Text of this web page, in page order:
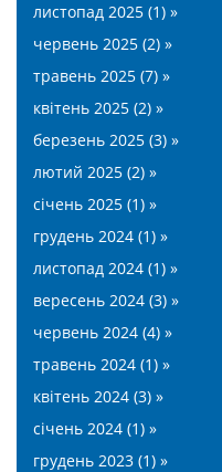
листопад 2025 (1) »
червень 2025 (2) »
травень 2025 (7) »
квітень 2025 (2) »
березень 2025 (3) »
лютий 2025 (2) »
січень 2025 (1) »
грудень 2024 (1) »
листопад 2024 (1) »
вересень 2024 (3) »
червень 2024 (4) »
травень 2024 (1) »
квітень 2024 (3) »
січень 2024 (1) »
грудень 2023 (1) »